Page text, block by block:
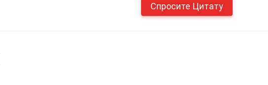
Спросите Цитату